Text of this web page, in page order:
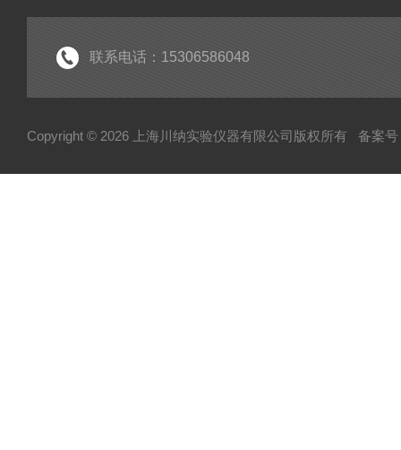
联系电话：15306586048
Copyright © 2026 上海川纳实验仪器有限公司版权所有 备案号